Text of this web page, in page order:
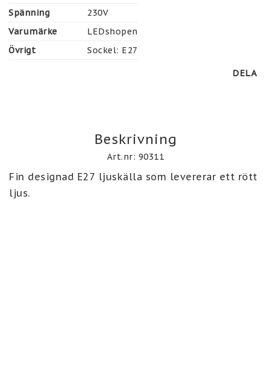
Spänning
230V
Varumärke
LEDshopen
Övrigt
Sockel: E27
DELA
Beskrivning
Art.nr: 90311
Fin designad E27 ljuskälla som levererar ett rött
ljus.